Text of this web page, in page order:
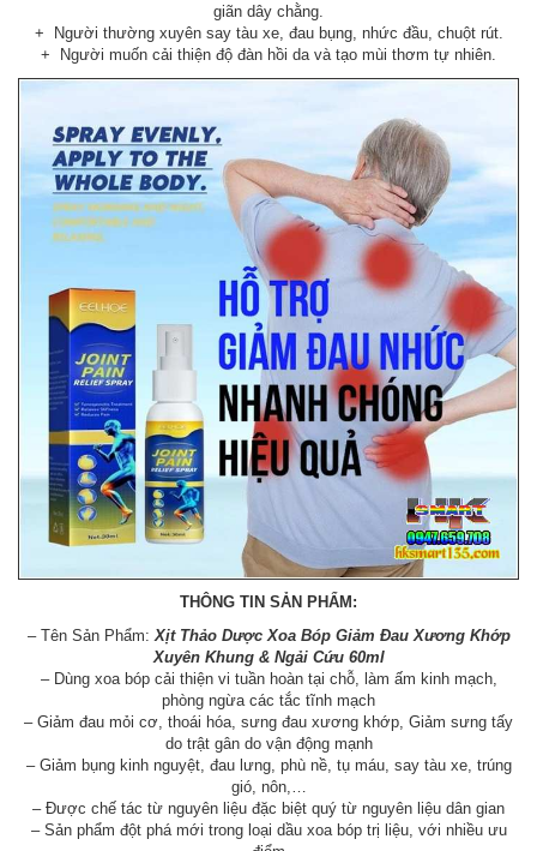
giãn dây chằng.
+ Người thường xuyên say tàu xe, đau bụng, nhức đầu, chuột rút.
+ Người muốn cải thiện độ đàn hồi da và tạo mùi thơm tự nhiên.
THÔNG TIN SẢN PHẨM:
– Tên Sản Phẩm: Xịt Thảo Dược Xoa Bóp Giảm Đau Xương Khớp
Xuyên Khung & Ngải Cứu​​​​​​​ 60ml
– Dùng xoa bóp cải thiện vi tuần hoàn tại chỗ, làm ấm kinh mạch,
phòng ngừa các tắc tĩnh mạch
– Giảm đau mỏi cơ, thoái hóa, sưng đau xương khớp, Giảm sưng tấy
do trật gân do vận động mạnh
– Giảm bụng kinh nguyệt, đau lưng, phù nề, tụ máu, say tàu xe, trúng
gió, nôn,…
– Được chế tác từ nguyên liệu đặc biệt quý từ nguyên liệu dân gian
– Sản phẩm đột phá mới trong loại dầu xoa bóp trị liệu, với nhiều ưu